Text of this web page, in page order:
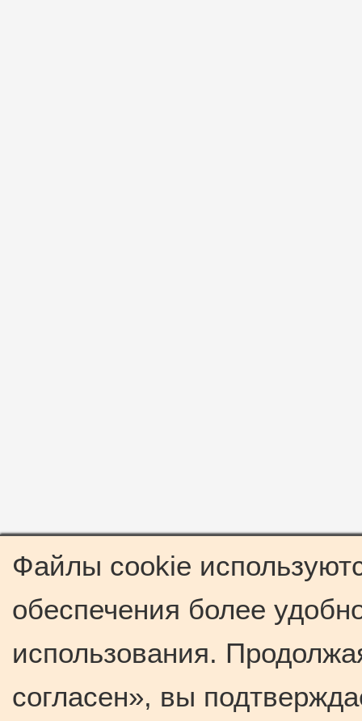
Файлы cookie
обеспечения более
использования.
согласен», вы